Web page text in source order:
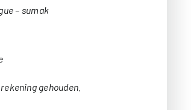
– sumak
gehouden.